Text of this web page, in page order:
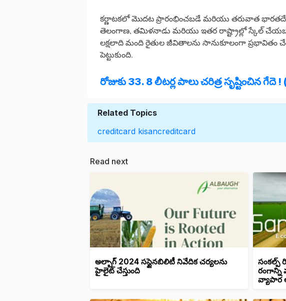
కర్ణాటకలో మొదట ప్రారంభించబడే మరియు తరువాత
తెలంగాణ, తమిళనాడు మరియు ఇతర రాష్ట్రాల్లో స్కేల్
లక్షలాది మంది రైతుల జీవితాలను సానుకూలంగా ప్రభావితం
పెట్టుకుంది.
రోజుకు 33. 8 లీటర్ల పాలు చరిత్ర సృష్టించిన
Related Topics
creditcard kisancreditcard
Read next
అల్బాగ్ 2024 సస్టైనబిలిటీ నివేదిక చర్యలను
హైలైట్ చేస్తుంది
సంకల్ప్
రంగాన్ని
వ్యాపార